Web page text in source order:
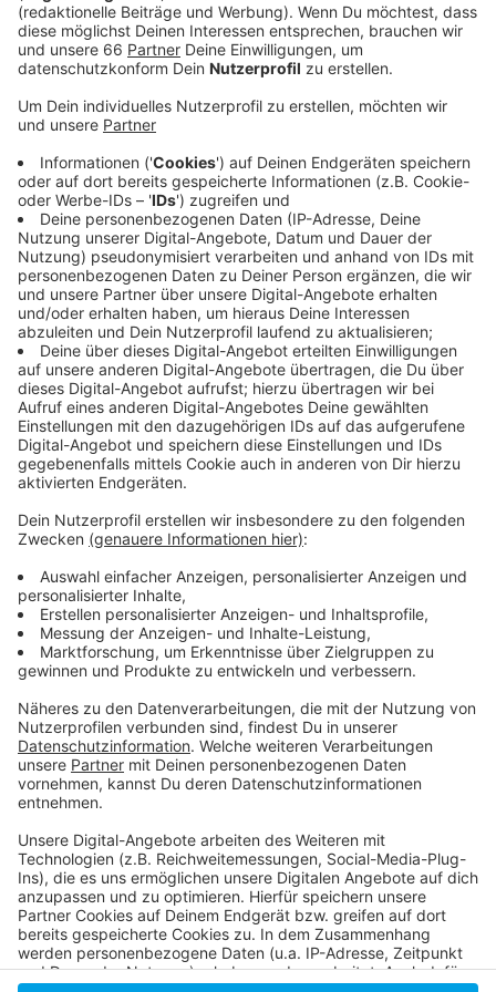
Anzeige
Die Stadt führt das unter anderem auf die Möglichkeit
Außerdem habe man im Amt für Migration und
Integration personell aufgestockt. Die meisten
Anträge auf Einbürgerung stellen in Düsseldorf derzeit
Menschen aus Marokko, Iran, Syrien und Türkei.
Eingebürgerte sind beispielsweise bei Wahlen
stimmberechtigt und haben freie Wahl des
Wohnsitzes in den Mitgliedsstaaten der Europäischen
Union.
Anzeige
Weitere Infos und Links zum Thema:
Anzeige
Zur kompletten Mitteilung der Stadt
Situation der Flüchtenden an der polnisch-
belarussischen Grenze
Diese Behördengänge gehen in Düsseldorf digital
Anzeige
Anzeige